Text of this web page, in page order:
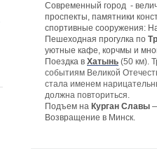
Современный город -
проспекты, памятники
спортивные сооружения:
Пешеходная прогулка по
уютные кафе, корчмы и
Поездка в Хатынь (50 км).
событиям Великой
стала именем
должна повториться.
Подъем на Курган Славы
Возвращение в Минск.